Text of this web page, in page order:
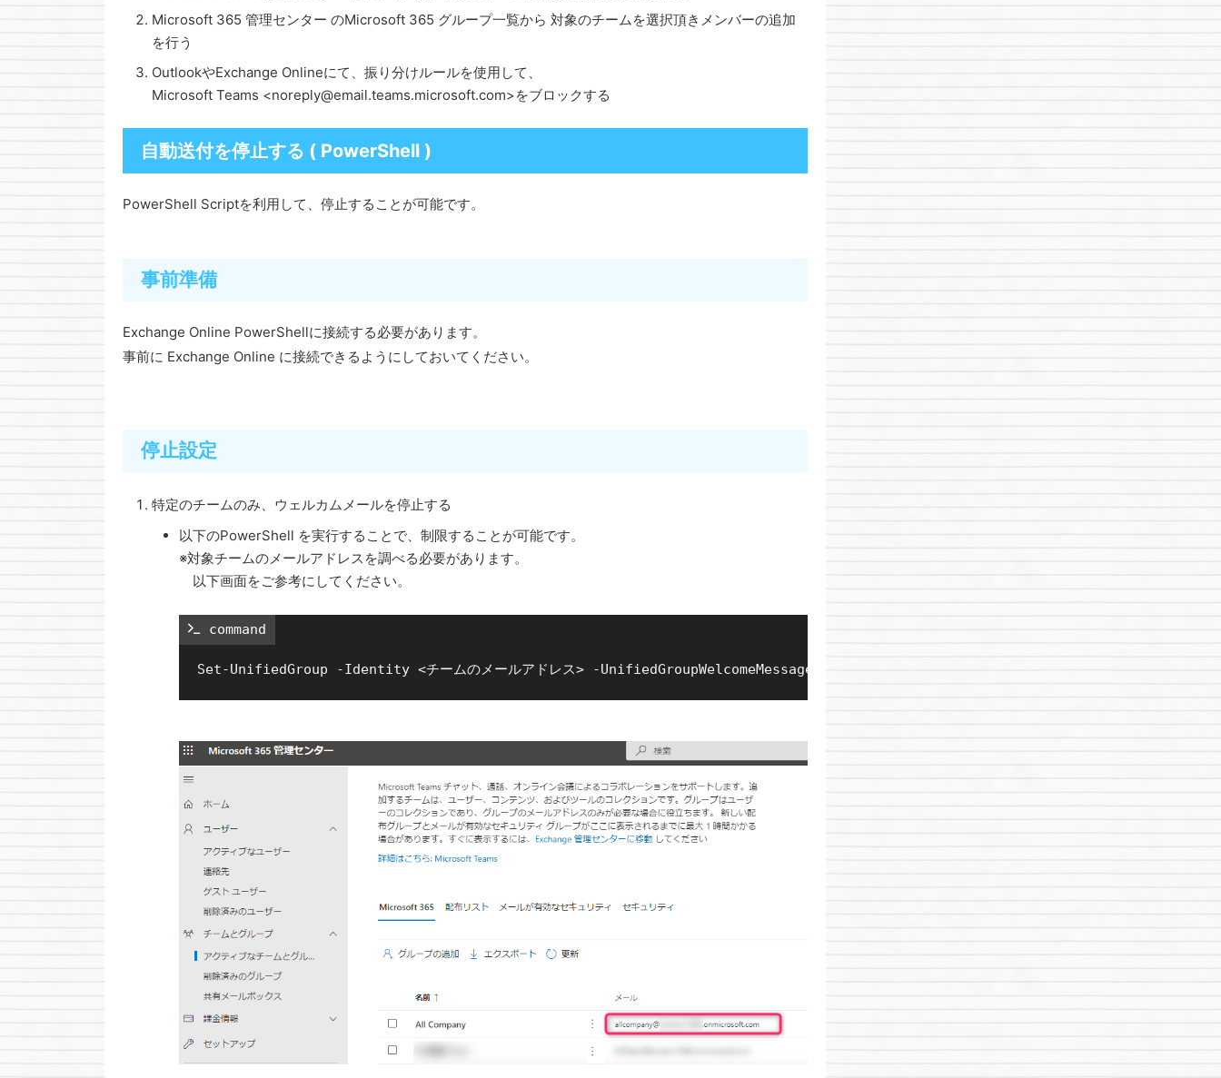
Microsoft 365 管理センター のMicrosoft 365 グループ一覧から 対象のチームを選択頂きメンバーの追加
を行う
OutlookやExchange Onlineにて、振り分けルールを使用して、
Microsoft Teams <noreply@email.teams.microsoft.com>をブロックする
自動送付を停止する ( PowerShell )
PowerShell Scriptを利用して、停止することが可能です。
事前準備
Exchange Online PowerShellに接続する必要があります。
事前に Exchange Online に接続できるようにしておいてください。
停止設定
特定のチームのみ、ウェルカムメールを停止する
以下のPowerShell を実行することで、制限することが可能です。
※対象チームのメールアドレスを調べる必要があります。
以下画面をご参考にしてください。
command